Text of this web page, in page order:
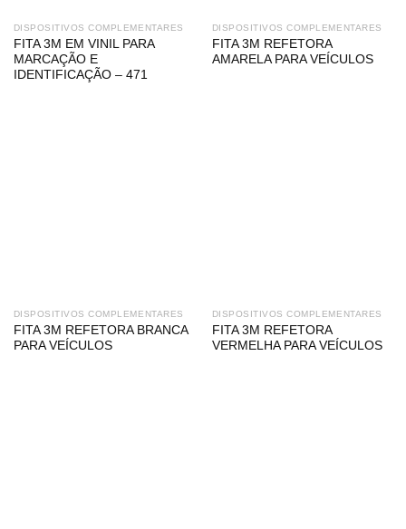
DISPOSITIVOS COMPLEMENTARES
FITA 3M EM VINIL PARA
MARCAÇÃO E
IDENTIFICAÇÃO – 471
DISPOSITIVOS COMPLEMENTARES
FITA 3M REFETORA
AMARELA PARA VEÍCULOS
DISPOSITIVOS COMPLEMENTARES
FITA 3M REFETORA BRANCA
PARA VEÍCULOS
DISPOSITIVOS COMPLEMENTARES
FITA 3M REFETORA
VERMELHA PARA VEÍCULOS